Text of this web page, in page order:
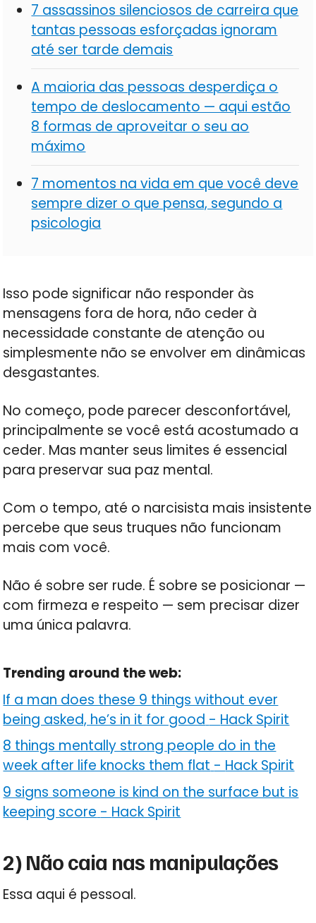
7 assassinos silenciosos de carreira que
tantas pessoas esforçadas ignoram
até ser tarde demais
A maioria das pessoas desperdiça o
tempo de deslocamento — aqui estão
8 formas de aproveitar o seu ao
máximo
7 momentos na vida em que você deve
sempre dizer o que pensa, segundo a
psicologia
Isso pode significar não responder às
mensagens fora de hora, não ceder à
necessidade constante de atenção ou
simplesmente não se envolver em dinâmicas
desgastantes.
No começo, pode parecer desconfortável,
principalmente se você está acostumado a
ceder. Mas manter seus limites é essencial
para preservar sua paz mental.
Com o tempo, até o narcisista mais insistente
percebe que seus truques não funcionam
mais com você.
Não é sobre ser rude. É sobre se posicionar —
com firmeza e respeito — sem precisar dizer
uma única palavra.
Trending around the web:
If a man does these 9 things without ever
being asked, he’s in it for good - Hack Spirit
8 things mentally strong people do in the
week after life knocks them flat-Hack Spirit
9 signs someone is kind on the surface but is
keeping score - Hack Spirit
2) Não caia nas manipulações
Essa aqui é pessoal.